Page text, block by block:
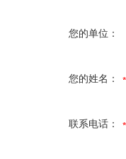
您的单位：
您的姓名：
联系电话：